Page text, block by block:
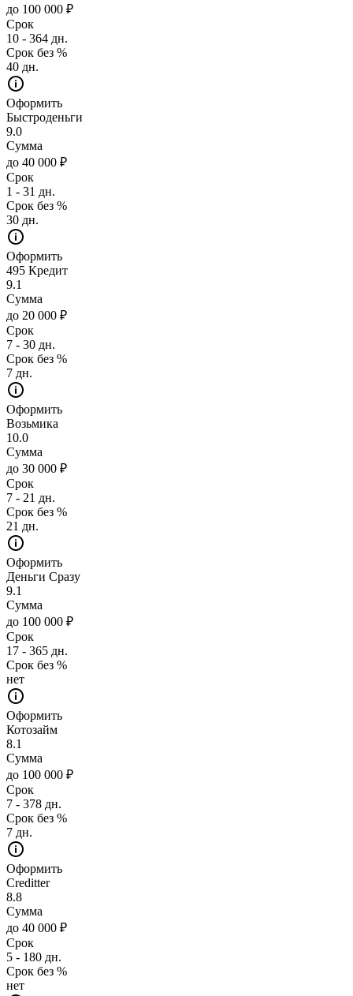
до 100 000 ₽
Срок
10 - 364 дн.
Срок без %
40 дн.
Оформить
Быстроденьги
9.0
Сумма
до 40 000 ₽
Срок
1 - 31 дн.
Срок без %
30 дн.
Оформить
495 Кредит
9.1
Сумма
до 20 000 ₽
Срок
7 - 30 дн.
Срок без %
7 дн.
Оформить
Возьмика
10.0
Сумма
до 30 000 ₽
Срок
7 - 21 дн.
Срок без %
21 дн.
Оформить
Деньги Сразу
9.1
Сумма
до 100 000 ₽
Срок
17 - 365 дн.
Срок без %
нет
Оформить
Котозайм
8.1
Сумма
до 100 000 ₽
Срок
7 - 378 дн.
Срок без %
7 дн.
Оформить
Creditter
8.8
Сумма
до 40 000 ₽
Срок
5 - 180 дн.
Срок без %
нет